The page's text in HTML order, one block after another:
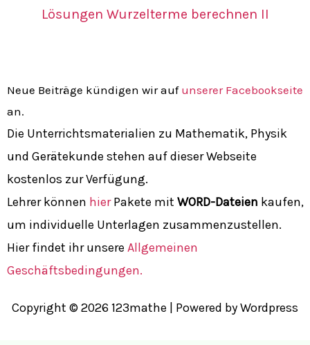
Lösungen Wurzelterme berechnen II
Neue Beiträge kündigen wir auf unserer Facebookseite
an.
Die Unterrichtsmaterialien zu Mathematik, Physik
und Gerätekunde stehen auf dieser Webseite
kostenlos zur Verfügung.
Lehrer können hierPakete mit WORD-Dateien kaufen,
um individuelle Unterlagen zusammenzustellen.
Hier findet ihr unsere Allgemeinen
Geschäftsbedingungen.
Copyright © 2026 123mathe | Powered by Wordpress